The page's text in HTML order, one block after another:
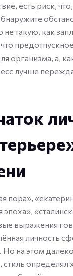
есть риск,
такую, как
организма, а,
лучше
пора»,
эпоха»,
выражения
личность
Но на этом
стиль определял